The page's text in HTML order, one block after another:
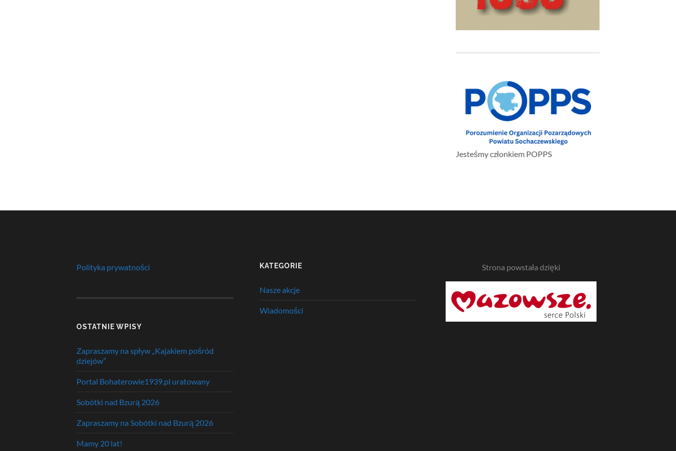
Jesteśmy członkiem POPPS
Polityka prywatności
OSTATNIE WPISY
Zapraszamy na spływ „Kajakiem pośród
dziejów”
Portal Bohaterowie1939.pl uratowany
Sobótki nad Bzurą 2026
Zapraszamy na Sobótki nad Bzurą 2026
Mamy 20 lat!
KATEGORIE
Nasze akcje
Wiadomości
Strona powstała dzięki